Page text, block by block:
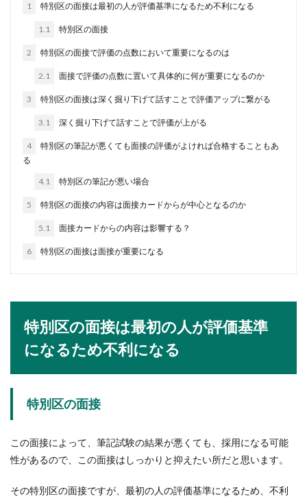
購入...
バレーボールのサーブの打ち方とはコ
ツやポイントを紹介
バレーボールのサーブはどのような打ち方であれ
えば、フロー...
プロレスは勝敗が決まってる？客を魅
了するプロレスの裏事情
に注意してサ...
面接で趣味特技を聞かれた場合の大学
1 特別区の面接は最初の人が評価基準になるため不利になる
1.1 特別区の面接
2 特別区の面接で評価の点数において重要になるのは
2.1 面接で評価の点数に置いて具体的に何が重要になるのか
3 特別区の面接は深く掘り下げて話すことで評価アップに繋がる
3.1 深く掘り下げて話すことで評価が上がる
4
特別区の筆記が悪くても面接の評価がよければ合格することもあ
る
4.1 特別区の筆記が悪い場合
5 特別区の面接の内容は面接カードからが中心となるのか
5.1 面接カードからの内容は影響する？
6 特別区の面接は面接が重要になる
特別区の面接は最初の人が評価基準
になるため不利になる
特別区の面接
この面接によって、筆記試験の結果が悪くても、採用になる可能
性があるので、この面接はしっかりと抑えたい所だと思います。
その特別区の面接ですが、最初の人の評価基準になるため、不利